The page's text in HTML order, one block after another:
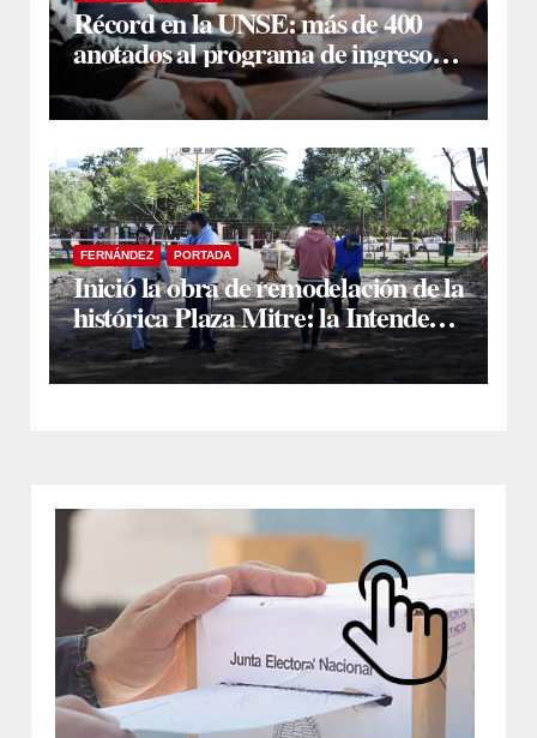
Récord en la UNSE: más de 400
anotados al programa de ingreso
sin secundario
FERNÁNDEZ PORTADA
Inició la obra de remodelación de la
histórica Plaza Mitre: la Intendente
Yanina Iturre supervisó los
primeros trabajos